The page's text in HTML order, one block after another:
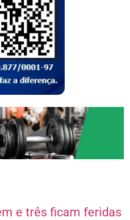
e três ficam feridas